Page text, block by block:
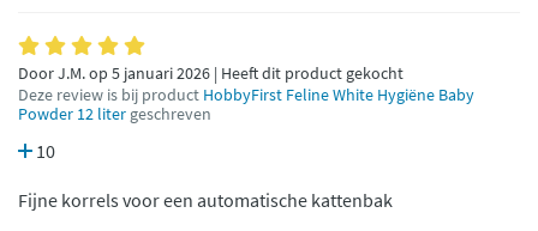
Door J.M. op 5 januari 2026 | Heeft dit product gekocht
Deze review is bij product HobbyFirst Feline White Hygiëne Baby
Powder 12 liter geschreven
10
Fijne korrels voor een automatische kattenbak